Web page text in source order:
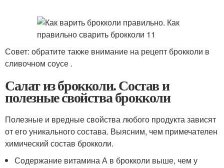
Совет: обратите также внимание на рецепт брокколи в
сливочном соусе .
Салат из брокколи. Состав и
полезные свойства брокколи
Полезные и вредные свойства любого продукта зависят
от его уникального состава. Выясним, чем примечателен
химический состав брокколи.
Содержание витамина А в брокколи выше, чем у